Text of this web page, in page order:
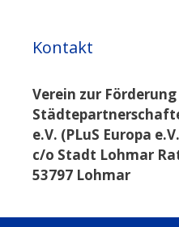
Kontakt
Verein zur
e.V. (PLuS Europa
c/o Stadt Lohmar
53797 Lohmar